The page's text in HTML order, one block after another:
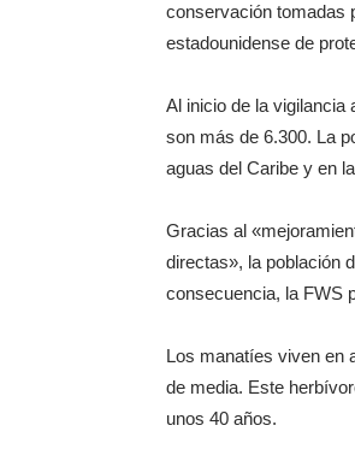
conservación tomadas
estadounidense de
Al inicio de la vigilancia
son más de 6.300. La
aguas del Caribe y en
Gracias al
directas», la población
consecuencia, la FWS
Los manatíes viven en
de media. Este
unos 40 años.